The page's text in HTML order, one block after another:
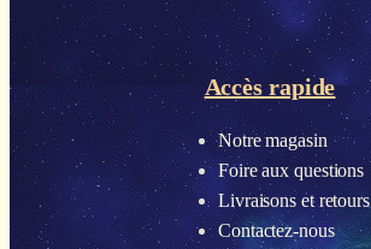
Accès rapide
Notre magasin
Foire aux questions
Livraisons et retours
Contactez-nous